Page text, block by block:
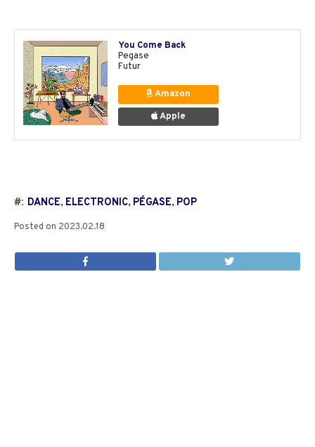
You Come Back
Pegase
Futur
Amazon
Apple
#: DANCE, ELECTRONIC, PÉGASE, POP
Posted on 2023.02.18